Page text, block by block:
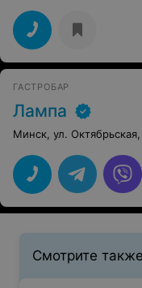
ГАСТРОБАР
Лампа
Минск, ул.
Смотрите также